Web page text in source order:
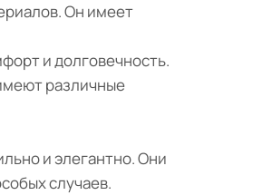
Он имеет
и долговечность.
различные
и элегантно. Они
случаев.